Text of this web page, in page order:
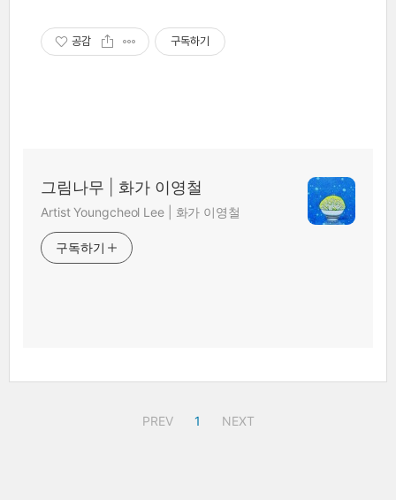
공감 구독하기
그림나무 | 화가 이영철
Artist Youngcheol Lee | 화가 이영철
구독하기
PREV 1 NEXT